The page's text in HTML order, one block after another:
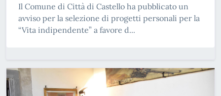
Il Comune di Città di Castello ha pubblicato un
avviso per la selezione di progetti personali per la
“Vita indipendente” a favore d...